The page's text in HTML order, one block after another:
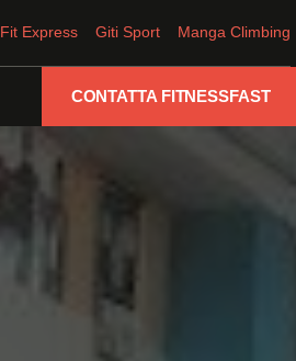
Fit Express Giti Sport Manga Climbing
CONTATTA FITNESSFAST